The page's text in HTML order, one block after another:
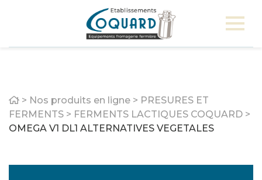
Home
> Nos produits en ligne > PRESURES ET
FERMENTS > FERMENTS LACTIQUES COQUARD >
OMEGA V1 DL1 ALTERNATIVES VEGETALES